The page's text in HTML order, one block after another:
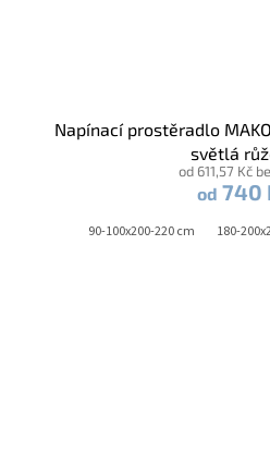
Napínací prostěradlo
světlá
od 611,57 Kč
od 740
90-100x200-220 cm 180-